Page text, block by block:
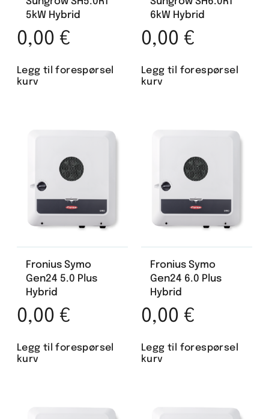
5kW Hybrid
0,00 €
Legg til forespørsel
kurv
6kW Hybrid
0,00 €
Legg til forespørsel
kurv
Fronius Symo
Gen24 5.0 Plus
Hybrid
0,00 €
Legg til forespørsel
kurv
Fronius Symo
Gen24 6.0 Plus
Hybrid
0,00 €
Legg til forespørsel
kurv